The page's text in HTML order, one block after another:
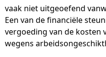
vaak niet uitgeoefend
Een van de financiële
vergoeding van de kosten
wegens